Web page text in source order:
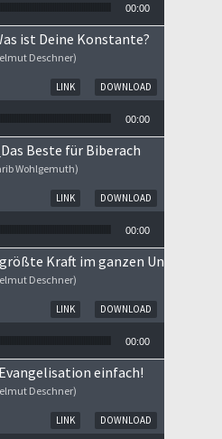
00:00
ist Deine Konstante?
Deschner)
DOWNLOAD
LINK
00:00
Beste für Biberach
Wohlgemuth)
DOWNLOAD
LINK
00:00
Kraft im ganzen Universum
Deschner)
DOWNLOAD
LINK
00:00
einfach!
Deschner)
DOWNLOAD
LINK